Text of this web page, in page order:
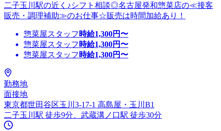
二子玉川駅の近く♪シフト相談◎名古屋発和惣菜店の≪接客
販売・調理補助≫のお仕事☆販売は時間加給あり！
惣菜屋スタッフ 時給1,300円〜
惣菜屋スタッフ 時給1,300円〜
惣菜屋スタッフ 時給1,300円〜
勤務地
面接地
東京都世田谷区玉川3-17-1 高島屋・玉川B1
二子玉川駅 徒歩9分、武蔵溝ノ口駅 徒歩30分